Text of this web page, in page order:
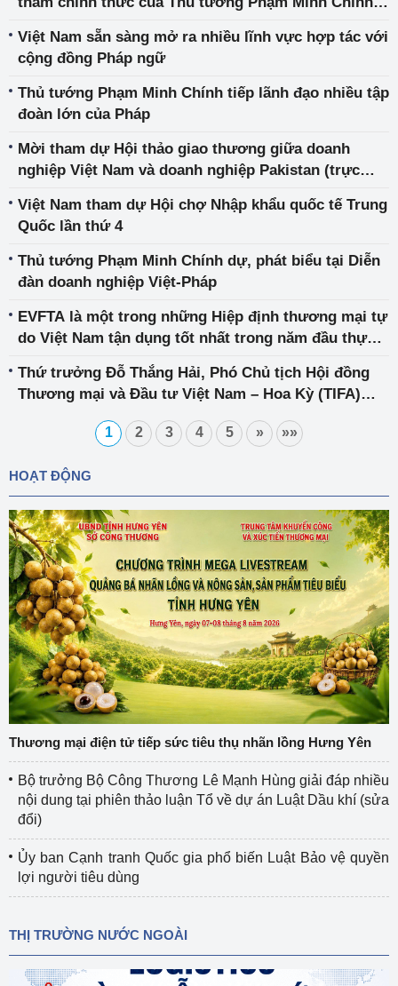
Việt Nam sẵn sàng mở ra nhiều lĩnh vực hợp tác với
cộng đồng Pháp ngữ
Thủ tướng Phạm Minh Chính tiếp lãnh đạo nhiều tập
đoàn lớn của Pháp
Mời tham dự Hội thảo giao thương giữa doanh
nghiệp Việt Nam và doanh nghiệp Pakistan (trực
Việt Nam tham dự Hội chợ Nhập khẩu quốc tế Trung
Quốc lần thứ 4
Thủ tướng Phạm Minh Chính dự, phát biểu tại Diễn
đàn doanh nghiệp Việt-Pháp
EVFTA là một trong những Hiệp định thương mại tự
do Việt Nam tận dụng tốt nhất trong năm đầu thực
Thứ trưởng Đỗ Thắng Hải, Phó Chủ tịch Hội đồng
Thương mại và Đầu tư Việt Nam – Hoa Kỳ (TIFA)
1 2 3 4 5 » »»
HOẠT ĐỘNG
Thương mại điện tử tiếp sức tiêu thụ nhãn lồng Hưng Yên
Bộ trưởng Bộ Công Thương Lê Mạnh Hùng giải đáp nhiều
nội dung tại phiên thảo luận Tổ về dự án Luật Dầu khí (sửa
đổi)
Ủy ban Cạnh tranh Quốc gia phổ biến Luật Bảo vệ quyền
lợi người tiêu dùng
THỊ TRƯỜNG NƯỚC NGOÀI